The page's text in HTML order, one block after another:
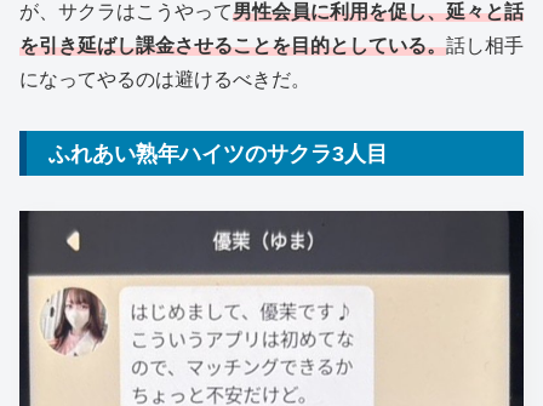
が、サクラはこうやって男性会員に利用を促し、延々と話
を引き延ばし課金させることを目的としている。話し相手
になってやるのは避けるべきだ。
ふれあい熟年ハイツのサクラ3人目